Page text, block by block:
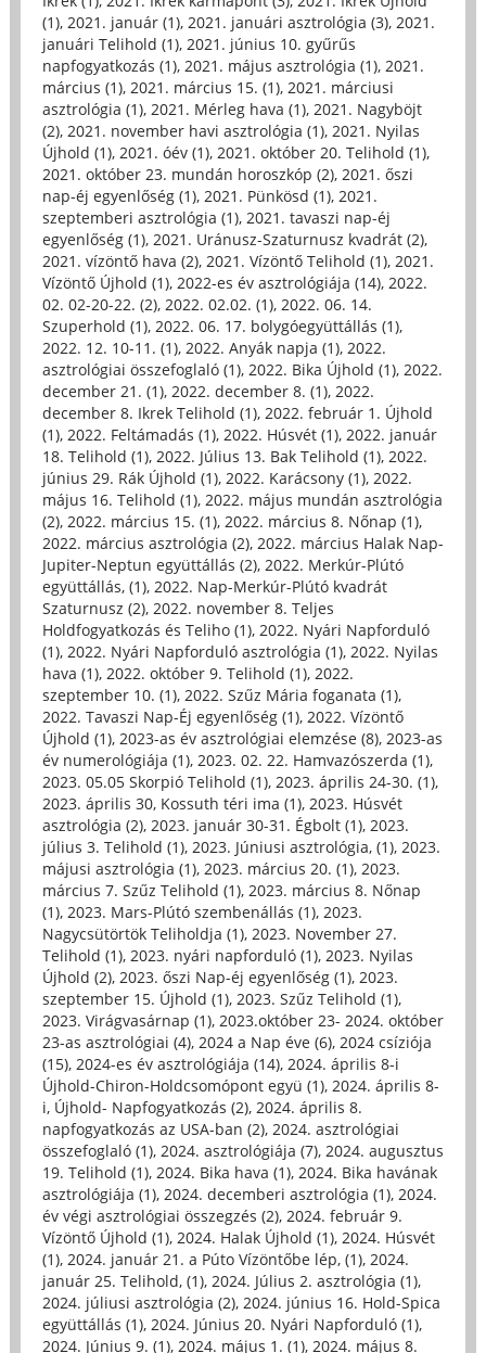
(1), 2021. január (1), 2021. januári asztrológia (3), 2021.
januári Telihold (1), 2021. június 10. gyűrűs
napfogyatkozás (1), 2021. május asztrológia (1), 2021.
március (1), 2021. március 15. (1), 2021. márciusi
asztrológia (1), 2021. Mérleg hava (1), 2021. Nagyböjt
(2), 2021. november havi asztrológia (1), 2021. Nyilas
Újhold (1), 2021. óév (1), 2021. október 20. Telihold (1),
2021. október 23. mundán horoszkóp (2), 2021. őszi
nap-éj egyenlőség (1), 2021. Pünkösd (1), 2021.
szeptemberi asztrológia (1), 2021. tavaszi nap-éj
egyenlőség (1), 2021. Uránusz-Szaturnusz kvadrát (2),
2021. vízöntő hava (2), 2021. Vízöntő Telihold (1), 2021.
Vízöntő Újhold (1), 2022-es év asztrológiája (14), 2022.
02. 02-20-22. (2), 2022. 02.02. (1), 2022. 06. 14.
Szuperhold (1), 2022. 06. 17. bolygóegyüttállás (1),
2022. 12. 10-11. (1), 2022. Anyák napja (1), 2022.
asztrológiai összefoglaló (1), 2022. Bika Újhold (1), 2022.
december 21. (1), 2022. december 8. (1), 2022.
december 8. Ikrek Telihold (1), 2022. február 1. Újhold
(1), 2022. Feltámadás (1), 2022. Húsvét (1), 2022. január
18. Telihold (1), 2022. Július 13. Bak Telihold (1), 2022.
június 29. Rák Újhold (1), 2022. Karácsony (1), 2022.
május 16. Telihold (1), 2022. május mundán asztrológia
(2), 2022. március 15. (1), 2022. március 8. Nőnap (1),
2022. március asztrológia (2), 2022. március Halak Nap-
Jupiter-Neptun együttállás (2), 2022. Merkúr-Plútó
együttállás, (1), 2022. Nap-Merkúr-Plútó kvadrát
Szaturnusz (2), 2022. november 8. Teljes
Holdfogyatkozás és Teliho (1), 2022. Nyári Napforduló
(1), 2022. Nyári Napforduló asztrológia (1), 2022. Nyilas
hava (1), 2022. október 9. Telihold (1), 2022.
szeptember 10. (1), 2022. Szűz Mária foganata (1),
2022. Tavaszi Nap-Éj egyenlőség (1), 2022. Vízöntő
Újhold (1), 2023-as év asztrológiai elemzése (8), 2023-as
év numerológiája (1), 2023. 02. 22. Hamvazószerda (1),
2023. 05.05 Skorpió Telihold (1), 2023. április 24-30. (1),
2023. április 30, Kossuth téri ima (1), 2023. Húsvét
asztrológia (2), 2023. január 30-31. Égbolt (1), 2023.
július 3. Telihold (1), 2023. Júniusi asztrológia, (1), 2023.
májusi asztrológia (1), 2023. március 20. (1), 2023.
március 7. Szűz Telihold (1), 2023. március 8. Nőnap
(1), 2023. Mars-Plútó szembenállás (1), 2023.
Nagycsütörtök Teliholdja (1), 2023. November 27.
Telihold (1), 2023. nyári napforduló (1), 2023. Nyilas
Újhold (2), 2023. őszi Nap-éj egyenlőség (1), 2023.
szeptember 15. Újhold (1), 2023. Szűz Telihold (1),
2023. Virágvasárnap (1), 2023.október 23- 2024. október
23-as asztrológiai (4), 2024 a Nap éve (6), 2024 csíziója
(15), 2024-es év asztrológiája (14), 2024. április 8-i
Újhold-Chiron-Holdcsomópont együ (1), 2024. április 8-
i, Újhold- Napfogyatkozás (2), 2024. április 8.
napfogyatkozás az USA-ban (2), 2024. asztrológiai
összefoglaló (1), 2024. asztrológiája (7), 2024. augusztus
19. Telihold (1), 2024. Bika hava (1), 2024. Bika havának
asztrológiája (1), 2024. decemberi asztrológia (1), 2024.
év végi asztrológiai összegzés (2), 2024. február 9.
Vízöntő Újhold (1), 2024. Halak Újhold (1), 2024. Húsvét
(1), 2024. január 21. a Púto Vízöntőbe lép, (1), 2024.
január 25. Telihold, (1), 2024. Július 2. asztrológia (1),
2024. júliusi asztrológia (2), 2024. június 16. Hold-Spica
együttállás (1), 2024. Június 20. Nyári Napforduló (1),
2024. Június 9. (1), 2024. május 1. (1), 2024. május 8.